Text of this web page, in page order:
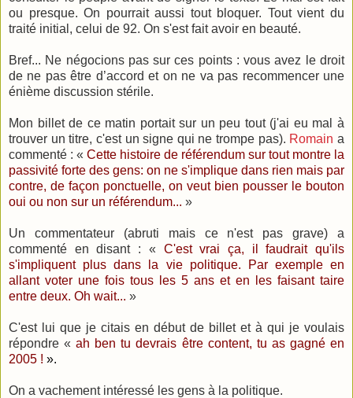
ou presque. On pourrait aussi tout bloquer. Tout vient du
traité initial, celui de 92. On s'est fait avoir en beauté.
Bref... Ne négocions pas sur ces points : vous avez le droit
de ne pas être d’accord et on ne va pas recommencer une
énième discussion stérile.
Mon billet de ce matin portait sur un peu tout (j'ai eu mal à
trouver un titre, c'est un signe qui ne trompe pas). Romain a
commenté : « Cette histoire de référendum sur tout montre la
passivité forte des gens: on ne s'implique dans rien mais par
contre, de façon ponctuelle, on veut bien pousser le bouton
oui ou non sur un référendum... »
Un commentateur (abruti mais ce n'est pas grave) a
commenté en disant : « C'est vrai ça, il faudrait qu'ils
s'impliquent plus dans la vie politique. Par exemple en
allant voter une fois tous les 5 ans et en les faisant taire
entre deux. Oh wait... »
C'est lui que je citais en début de billet et à qui je voulais
répondre «ah ben tu devrais être content, tu as gagné en
2005 ! ».
On a vachement intéressé les gens à la politique.